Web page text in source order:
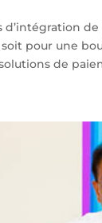
d’intégration
pour une
de